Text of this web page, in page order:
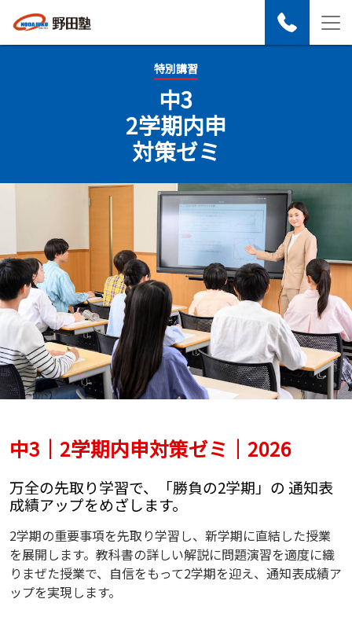
特別講習
中3
2学期内申
対策ゼミ
中3｜2学期内申対策ゼミ｜2026
万全の先取り学習で、「勝負の2学期」の 通知表
成績アップをめざします。
2学期の重要事項を先取り学習し、新学期に直結した授業
を展開します。教科書の詳しい解説に問題演習を適度に織
りまぜた授業で、自信をもって2学期を迎え、通知表成績ア
ップを実現します。